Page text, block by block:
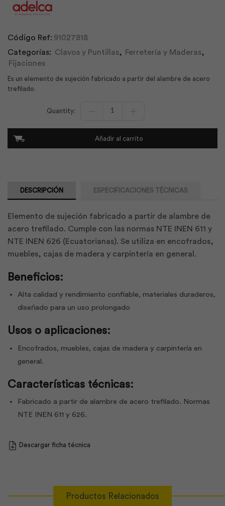
Código Ref: 91027818
Categorías: Clavos y Puntillas, Ferretería y Maderas,
Fijaciones
Es un elemento de sujeción fabricado a partir del alambre de acero
trefilado.
Cabeza
cantidad
Añadir al carrito
DESCRIPCIÓN ESPECIFICACIONES TÉCNICAS
Elemento de sujeción fabricado a partir de alambre de
acero trefilado. Cumple con las normas NTE INEN 611 y
NTE INEN 626 (Ecuatorianas). Se utiliza en encofrados,
muebles, cajas de madera y carpintería en general.
Beneficios:
Alta calidad y rendimiento confiable, materiales duraderos,
diseńado para un uso prolongado
Usos o aplicaciones:
Encofrados, muebles, cajas de madera y carpintería en
general.
Características técnicas:
Fabricado a partir de alambre de acero trefilado. Normas
NTE INEN 611 y 626.
Descargar ficha técnica
Productos Relacionados